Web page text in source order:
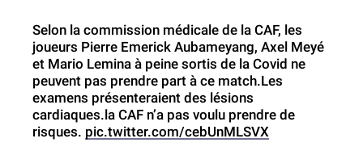
Selon la commission médicale de la CAF, les
joueurs Pierre Emerick Aubameyang, Axel Meyé
et Mario Lemina à peine sortis de la Covid ne
peuvent pas prendre part à ce match.Les
examens présenteraient des lésions
cardiaques.la CAF n’a pas voulu prendre de
risques. pic.twitter.com/cebUnMLSVX